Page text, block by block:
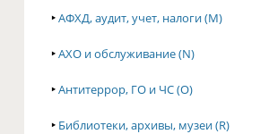
‣АФХД, аудит, учет, налоги (M)
‣АХО и обслуживание (N)
‣Антитеррор, ГО и ЧС (O)
‣ Библиотеки, архивы, музеи (R)